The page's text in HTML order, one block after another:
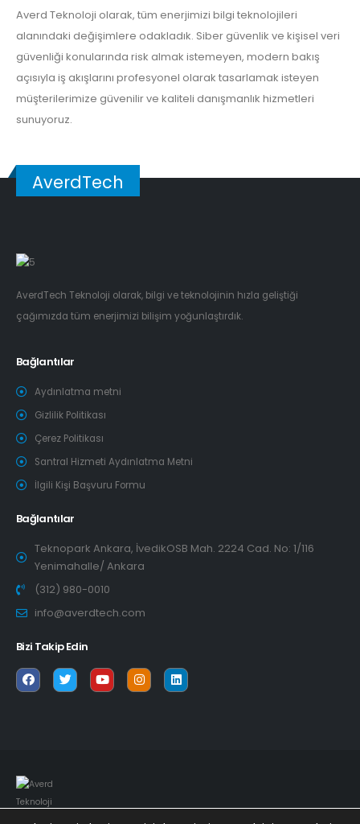
Averd Teknoloji olarak, tüm enerjimizi bilgi teknolojileri
alanındaki değişimlere odakladık. Siber güvenlik ve kişisel veri
güvenliği konularında risk almak istemeyen, modern bakış
açısıyla iş akışlarını profesyonel olarak tasarlamak isteyen
müşterilerimize güvenilir ve kaliteli danışmanlık hizmetleri
sunuyoruz.
AverdTech
AverdTech Teknoloji olarak, bilgi ve teknolojinin hızla geliştiği
çağımızda tüm enerjimizi bilişim yoğunlaştırdık.
Bağlantılar
Aydınlatma metni
Gizlilik Politikası
Çerez Politikası
Santral Hizmeti Aydınlatma Metni
İlgili Kişi Başvuru Formu
Bağlantılar
Teknopark Ankara, İvedikOSB Mah. 2224 Cad. No: 1/116
Yenimahalle/ Ankara
(312) 980-0010
info@averdtech.com
Bizi Takip Edin